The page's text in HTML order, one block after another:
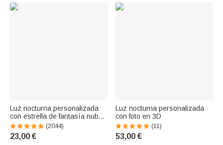
Luz nocturna personalizada
con estrella de fantasía nube
y animales del bosque base
de madera regalo ideal para
cumpleaños de niños
(2044)
23,00 €
Luz nocturna personalizada
con foto en 3D
(11)
53,00 €